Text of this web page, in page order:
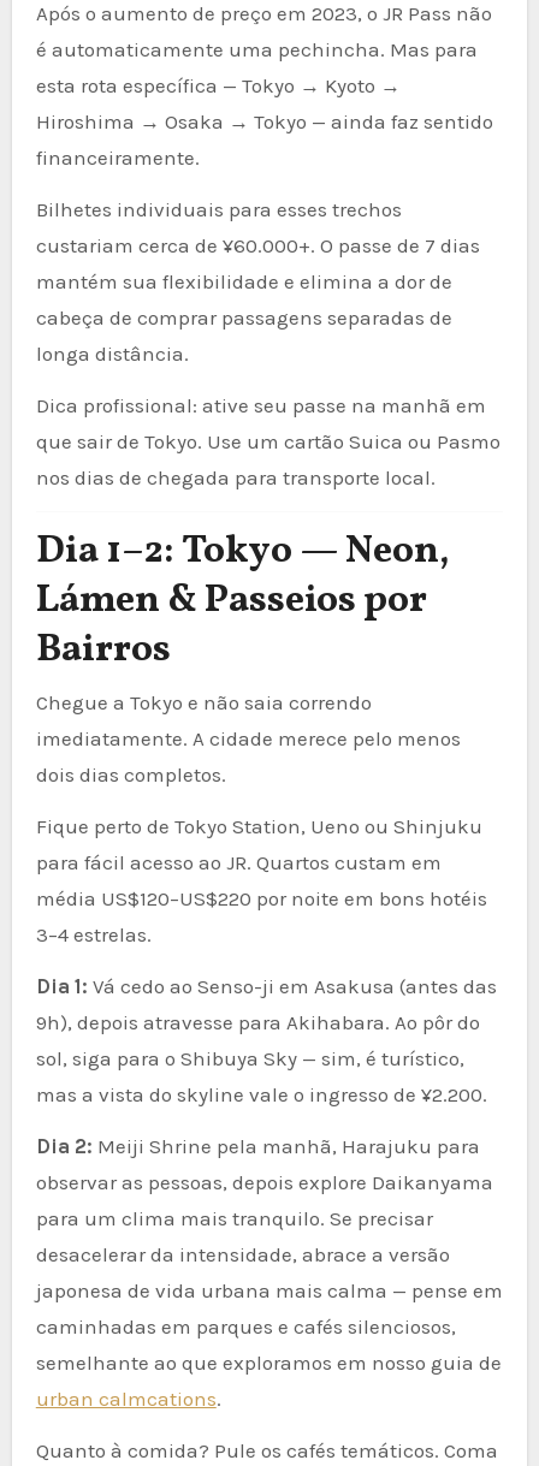
Após o aumento de preço em 2023, o JR Pass não
é automaticamente uma pechincha. Mas para
esta rota específica — Tokyo → Kyoto →
Hiroshima → Osaka → Tokyo — ainda faz sentido
financeiramente.
Bilhetes individuais para esses trechos
custariam cerca de ¥60.000+. O passe de 7 dias
mantém sua flexibilidade e elimina a dor de
cabeça de comprar passagens separadas de
longa distância.
Dica profissional: ative seu passe na manhã em
que sair de Tokyo. Use um cartão Suica ou Pasmo
nos dias de chegada para transporte local.
Dia 1–2: Tokyo — Neon,
Lámen & Passeios por
Bairros
Chegue a Tokyo e não saia correndo
imediatamente. A cidade merece pelo menos
dois dias completos.
Fique perto de Tokyo Station, Ueno ou Shinjuku
para fácil acesso ao JR. Quartos custam em
média US$120–US$220 por noite em bons hotéis
3–4 estrelas.
Dia 1: Vá cedo ao Senso-ji em Asakusa (antes das
9h), depois atravesse para Akihabara. Ao pôr do
sol, siga para o Shibuya Sky — sim, é turístico,
mas a vista do skyline vale o ingresso de ¥2.200.
Dia 2: Meiji Shrine pela manhã, Harajuku para
observar as pessoas, depois explore Daikanyama
para um clima mais tranquilo. Se precisar
desacelerar da intensidade, abrace a versão
japonesa de vida urbana mais calma — pense em
caminhadas em parques e cafés silenciosos,
semelhante ao que exploramos em nosso guia de
urban calmcations.
Quanto à comida? Pule os cafés temáticos. Coma